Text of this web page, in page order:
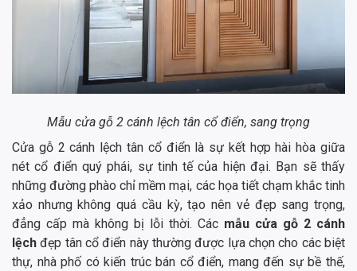
Mẫu cửa gỗ 2 cánh lệch tân cổ điển, sang trọng
Cửa gỗ 2 cánh lệch tân cổ điển là sự kết hợp hài hòa giữa
nét cổ điển quý phái, sự tinh tế của hiện đại. Bạn sẽ thấy
những đường phào chỉ mềm mại, các họa tiết chạm khắc tinh
xảo nhưng không quá cầu kỳ, tạo nên vẻ đẹp sang trọng,
đẳng cấp mà không bị lỗi thời. Các mẫu cửa gỗ 2 cánh
lệch đẹp tân cổ điển này thường được lựa chọn cho các biệt
thự, nhà phố có kiến trúc bán cổ điển, mang đến sự bề thế,